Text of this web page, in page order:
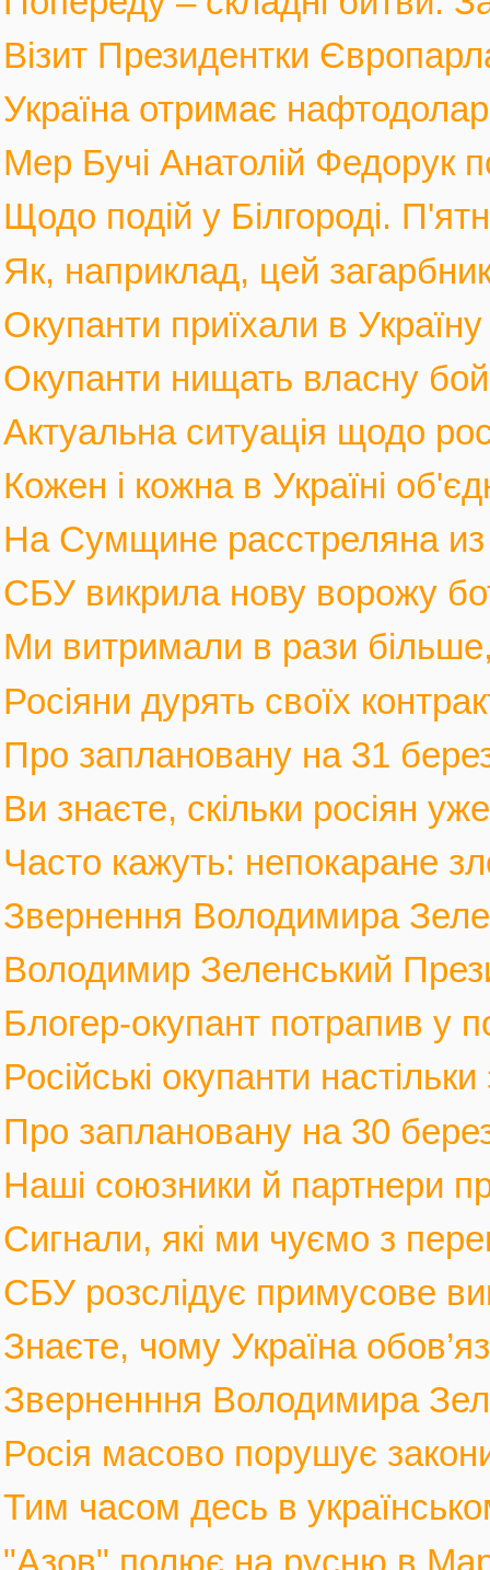
Візит Президентки
Україна отримає
Мер Бучі Анатолій Федорук
Щодо подій у Білгороді.
Як, наприклад, цей
Окупанти приїхали в
Окупанти нищать власну
Актуальна ситуація щодо
Кожен і кожна в Україні
На Сумщине расстреляна из
СБУ викрила нову ворожу
Ми витримали в рази
Росіяни дурять своїх
Про заплановану на 31
Ви знаєте, скільки росіян
Часто кажуть: непокаране
Звернення Володимира
Володимир Зеленський
Блогер-окупант потрапив у
Російські окупанти
Про заплановану на 30
Наші союзники й партнери
Сигнали, які ми чуємо з
СБУ розслідує примусове
Знаєте, чому Україна
Зверненння Володимира
Росія масово порушує
Тим часом десь в
"Азов" полює на русню в